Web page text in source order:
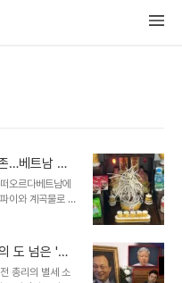
…베트남 대
오르다베트남에
이와 계곡물로 생
이 소식에 오리온
파이를 생존 키
이는 초코파이가
상식량으로 인식
도 넘은 '패
총리의 별세 소